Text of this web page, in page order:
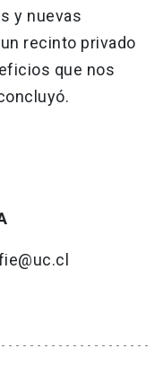
y nuevas
recinto privado
que nos